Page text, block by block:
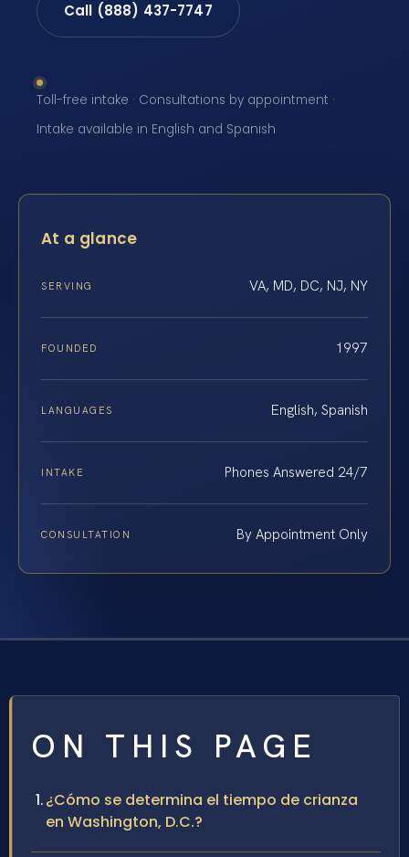
Call (888) 437-7747
Toll-free intake · Consultations by appointment ·
Intake available in English and Spanish
At a glance
SERVING VA, MD, DC, NJ, NY
FOUNDED 1997
LANGUAGES English, Spanish
INTAKE Phones Answered 24/7
CONSULTATION By Appointment Only
ON THIS PAGE
¿Cómo se determina el tiempo de crianza
en Washington, D.C.?